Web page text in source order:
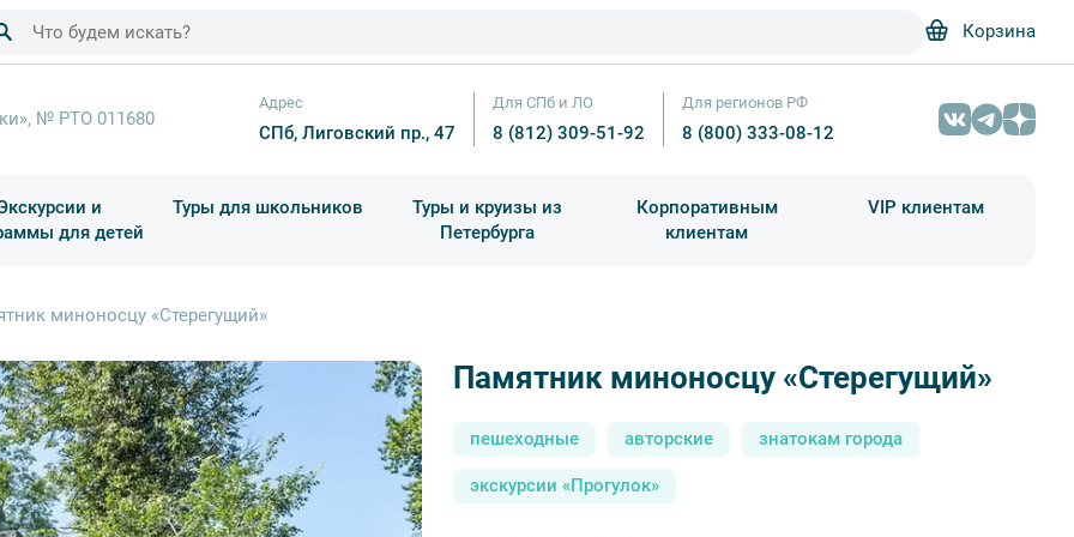
Корзина
№ РТО 011680
Адрес
СПб, Лиговский пр., 47
Для СПб и ЛО
8 (812) 309-51-92
Для регионов РФ
8 (800) 333-08-12
и
для детей
Туры для школьников
Туры и круизы из
Петербурга
Корпоративным
клиентам
VIP клиентам
миноносцу «Стерегущий»
Памятник миноносцу «Стерегущий»
пешеходные авторские знатокам города
экскурсии «Прогулок»